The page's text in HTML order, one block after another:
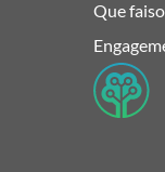
Que